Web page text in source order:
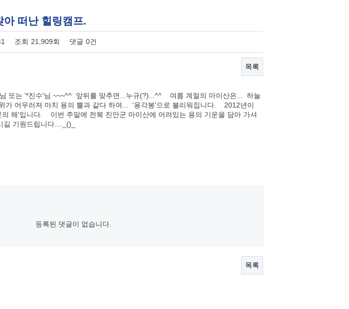
떠난 힐링캠프.
조회 21,909회 댓글 0건
목록
또는 '*진수'님 ~~~^^ 앞뒤를 맞추면...누규(?)...^^ 여름 계절의 마이산은... 하늘
가 어우러져 마치 용의 뿔과 같다 하여... '용각봉'으로 불리워집니다. 2012년이
해'입니다. 이번 주말에 전북 진안군 마이산에 어려있는 용의 기운을 담아 가셔
기원드립니다...._()_
등록된 댓글이 없습니다.
목록